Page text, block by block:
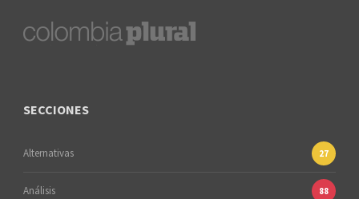
SECCIONES
Alternativas 27
Análisis 88